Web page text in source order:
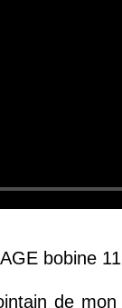
bobine 11
de